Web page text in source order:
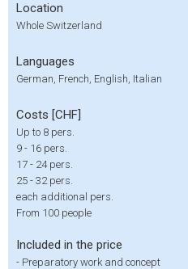
Location
Whole Switzerland
Languages
German, French, English, Italian
Costs [CHF]
Up to 8 pers.
9 - 16 pers.
17 - 24 pers.
25 - 32 pers.
each additional pers.
From 100 people
Included in the price
- Preparatory work and concept